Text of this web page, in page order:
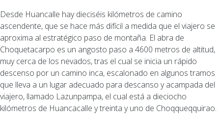
Desde Huancalle hay dieciséis kilómetros de camino
ascendente, que se hace más difícil a medida que el viajero se
aproxima al estratégico paso de montaña. El abra de
Choquetacarpo es un angosto paso a 4600 metros de altitud,
muy cerca de los nevados, tras el cual se inicia un rápido
descenso por un camino inca, escalonado en algunos tramos
que lleva a un lugar adecuado para descanso y acampada del
viajero, llamado Lazunpampa, el cual está a dieciocho
kilómetros de Huancacalle y treinta y uno de Choqqueqquirao.